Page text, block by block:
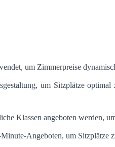
um Zimmerpreise
um Sitzplätze
Klassen angeboten werden,
Angeboten, um Sitzplätze